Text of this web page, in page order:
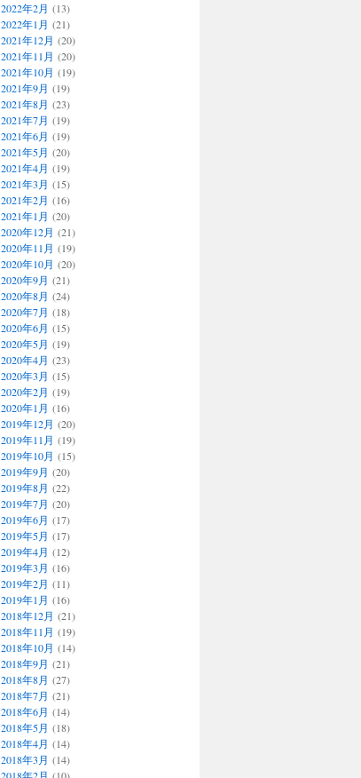
2022年2月 (13)
2022年1月 (21)
2021年12月 (20)
2021年11月 (20)
2021年10月 (19)
2021年9月 (19)
2021年8月 (23)
2021年7月 (19)
2021年6月 (19)
2021年5月 (20)
2021年4月 (19)
2021年3月 (15)
2021年2月 (16)
2021年1月 (20)
2020年12月 (21)
2020年11月 (19)
2020年10月 (20)
2020年9月 (21)
2020年8月 (24)
2020年7月 (18)
2020年6月 (15)
2020年5月 (19)
2020年4月 (23)
2020年3月 (15)
2020年2月 (19)
2020年1月 (16)
2019年12月 (20)
2019年11月 (19)
2019年10月 (15)
2019年9月 (20)
2019年8月 (22)
2019年7月 (20)
2019年6月 (17)
2019年5月 (17)
2019年4月 (12)
2019年3月 (16)
2019年2月 (11)
2019年1月 (16)
2018年12月 (21)
2018年11月 (19)
2018年10月 (14)
2018年9月 (21)
2018年8月 (27)
2018年7月 (21)
2018年6月 (14)
2018年5月 (18)
2018年4月 (14)
2018年3月 (14)